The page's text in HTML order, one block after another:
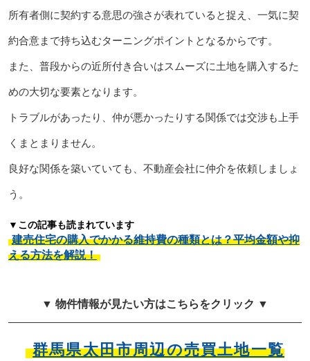
所有者側に契約する意思の強さが表れていると捉え、一気に契
約合意まで持ち込むターニングポイントとなるからです。
また、普段からの近所付き合いはスムーズに土地を購入するた
めの大切な要素となります。
トラブルがあったり、仲が悪かったりする関係では交渉も上手
くまとまりません。
良好な関係を築いていても、不動産会社に仲介を依頼しましょ
う。
▼この記事も読まれています
建売住宅の購入でかかる維持費の種類とは？平均金額や抑
える方法を解説！
▼ 物件情報が見たい方はこちらをクリック ▼
群馬県太田市周辺の売買土地一覧